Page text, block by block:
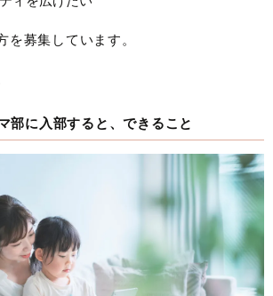
を募集しています。
部に入部すると、できること